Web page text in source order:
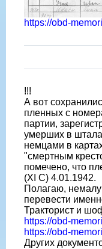
https://obd-
!!!
А вот
пленных с
партии,
умерших в
немцами в
"смертным
помечено, что
(XI C) 4.01.1942.
Полагаю,
перевести
Тракторист и
https://obd-
https://obd-
Других